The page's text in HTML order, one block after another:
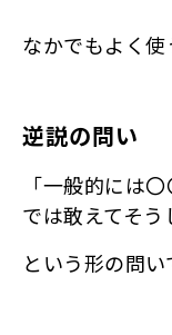
なかでもよく使
逆説の問い
「一般的には
では敢えてそう
という形の問い